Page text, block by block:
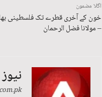
اگلا مضمون
خون کے آخری قطرے تک فلسطینی
– مولانا فضل الرحمان